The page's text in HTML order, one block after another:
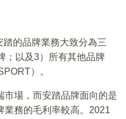
的品牌業務大致分為三
；以及3）所有其他品牌
）。
市場，而安踏品牌面向的是
業務的毛利率較高。2021